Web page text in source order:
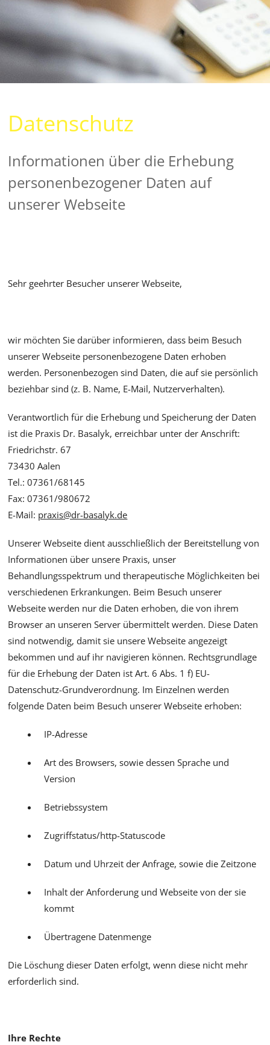
Datenschutz
Informationen über die Erhebung
personenbezogener Daten auf
unserer Webseite
Sehr geehrter Besucher unserer Webseite,
wir möchten Sie darüber informieren, dass beim Besuch
unserer Webseite personenbezogene Daten erhoben
werden. Personenbezogen sind Daten, die auf sie persönlich
beziehbar sind (z. B. Name, E-Mail, Nutzerverhalten).
Verantwortlich für die Erhebung und Speicherung der Daten
ist die Praxis Dr. Basalyk, erreichbar unter der Anschrift:
Friedrichstr. 67
73430 Aalen
Tel.: 07361/68145
Fax: 07361/980672
E-Mail: praxis@dr-basalyk.de
Unserer Webseite dient ausschließlich der Bereitstellung von
Informationen über unsere Praxis, unser
Behandlungsspektrum und therapeutische Möglichkeiten bei
verschiedenen Erkrankungen. Beim Besuch unserer
Webseite werden nur die Daten erhoben, die von ihrem
Browser an unseren Server übermittelt werden. Diese Daten
sind notwendig, damit sie unsere Webseite angezeigt
bekommen und auf ihr navigieren können. Rechtsgrundlage
für die Erhebung der Daten ist Art. 6 Abs. 1 f) EU-
Datenschutz-Grundverordnung. Im Einzelnen werden
folgende Daten beim Besuch unserer Webseite erhoben:
IP-Adresse
Art des Browsers, sowie dessen Sprache und
Version
Betriebssystem
Zugriffstatus/http-Statuscode
Datum und Uhrzeit der Anfrage, sowie die Zeitzone
Inhalt der Anforderung und Webseite von der sie
kommt
Übertragene Datenmenge
Die Löschung dieser Daten erfolgt, wenn diese nicht mehr
erforderlich sind.
Ihre Rechte